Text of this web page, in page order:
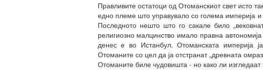
Правливите остатоци од Отоманскиот свет исто
едно племе што управувало со голема империја
Последното нешто што го сакале било
религиозно малцинство имало правна
денес е во Истанбул. Отоманската империја
Отоманите со цел да ја отстранат „древната
Отоманите биле чудовишта - но како ли